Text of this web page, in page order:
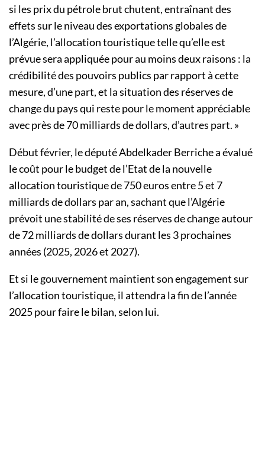
si les prix du pétrole brut chutent, entraînant des
effets sur le niveau des exportations globales de
l’Algérie, l’allocation touristique telle qu’elle est
prévue sera appliquée pour au moins deux raisons : la
crédibilité des pouvoirs publics par rapport à cette
mesure, d’une part, et la situation des réserves de
change du pays qui reste pour le moment appréciable
avec près de 70 milliards de dollars, d’autres part. »
Début février, le député Abdelkader Berriche a évalué
le coût pour le budget de l’Etat de la nouvelle
allocation touristique de 750 euros entre 5 et 7
milliards de dollars par an, sachant que l’Algérie
prévoit une stabilité de ses réserves de change autour
de 72 milliards de dollars durant les 3 prochaines
années (2025, 2026 et 2027).
Et si le gouvernement maintient son engagement sur
l’allocation touristique, il attendra la fin de l’année
2025 pour faire le bilan, selon lui.